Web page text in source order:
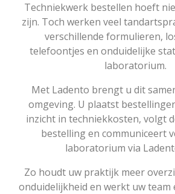
Techniekwerk bestellen hoeft
zijn. Toch werken veel
verschillende formulieren,
telefoontjes en onduidelijke
laboratorium.
Met Ladento brengt u dit
omgeving. U plaatst
inzicht in techniekkosten, volgt
bestelling en communiceert
laboratorium via
Zo houdt uw praktijk meer
onduidelijkheid en werkt uw team